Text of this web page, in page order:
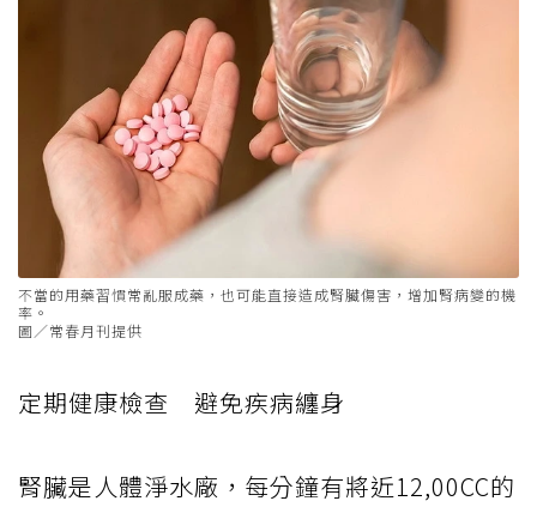
不當的用藥習慣常亂服成藥，也可能直接造成腎臟傷害，增加腎病變的機
率。
圖／常春月刊提供
定期健康檢查 避免疾病纏身
腎臟是人體淨水廠，每分鐘有將近12,00CC的